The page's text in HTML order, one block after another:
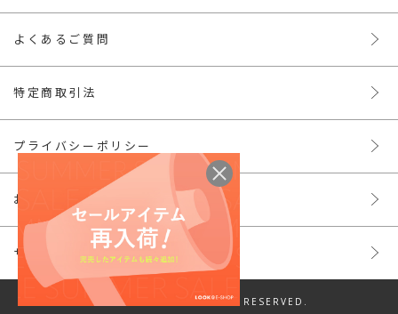
よくあるご質問
特定商取引法
プライバシーポリシー
お問い合わせ
サイトマップ
© LOOK INC. ALL RIGHTS RESERVED.